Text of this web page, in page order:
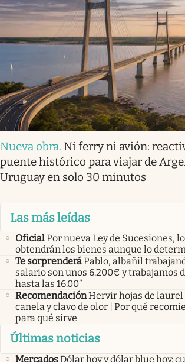
Nueva obra. Ni ferry ni avión:
puente histórico para viajar de
Uruguay en solo 30 minutos
Las más leídas
OficialPor nueva Ley de Sucesiones,
obtendrán los bienes aunque lo
Te sorprenderáPablo, albañil
salario son unos 6.200€ y trabajamos
hasta las 16:00”
RecomendaciónHervir hojas de laurel
canela y clavo de olor | Por qué
para qué sirve
Últimas noticias
MercadosDólar hoy y dólar blue hoy: